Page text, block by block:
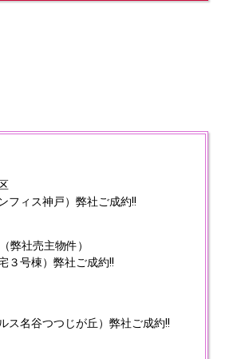
フィス神戸）弊社ご成約!!
弊社売主物件）
３号棟）弊社ご成約!!
ス名谷つつじが丘）弊社ご成約!!